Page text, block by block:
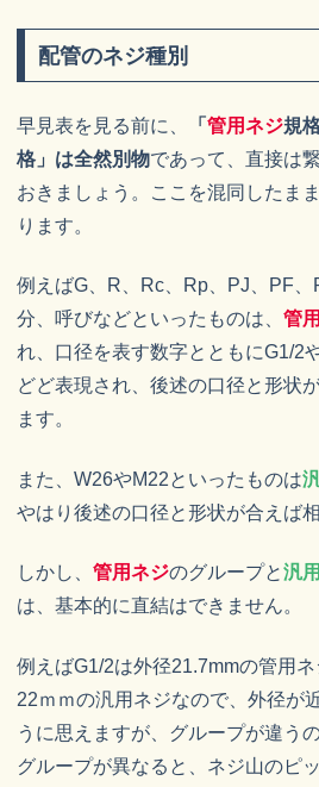
配管のネジ種別
早見表を見る前に、 「 管用ネジ規
格」は全然別物であって、直接は
おきましょう。ここを混同したま
ります。
例えばG、R、Rc、Rp、PJ、PF、
分、呼びなどといったものは、 管
れ、口径を表す数字とともにG1/2
どど表現され、後述の口径と形状
ます。
また、W26やM22といったものは
やはり後述の口径と形状が合えば
しかし、 管用ネジのグループと汎
は、基本的に直結はできません。
例えばG1/2は外径21.7mmの管用
22ｍｍの汎用ネジなので、外径が
うに思えますが、グループが違う
グループが異なると、ネジ山のピ